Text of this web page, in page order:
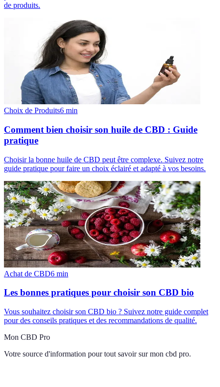
de produits.
Choix de Produits6 min
Comment bien choisir son huile de CBD : Guide
pratique
Choisir la bonne huile de CBD peut être complexe. Suivez notre
guide pratique pour faire un choix éclairé et adapté à vos besoins.
Achat de CBD6 min
Les bonnes pratiques pour choisir son CBD bio
Vous souhaitez choisir son CBD bio ? Suivez notre guide complet
pour des conseils pratiques et des recommandations de qualité.
Mon CBD Pro
Votre source d'information pour tout savoir sur mon cbd pro.